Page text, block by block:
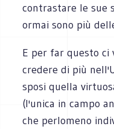
contrastare le sue
ormai sono più
E per far questo ci
credere di più
sposi quella
(l'unica in campo
che perlomeno